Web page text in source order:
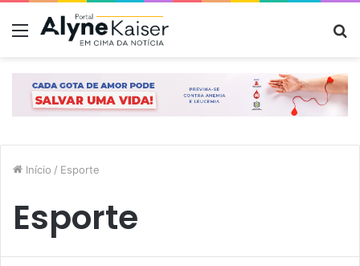
Menu
Início / Esporte
Esporte